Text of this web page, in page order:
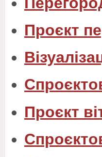
Проєкт
Проєкт